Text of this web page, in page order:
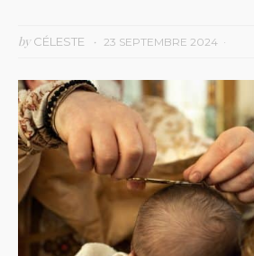
byCÉLESTE 23 SEPTEMBRE 2024